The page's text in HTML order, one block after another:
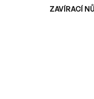
ZAVÍRACÍ